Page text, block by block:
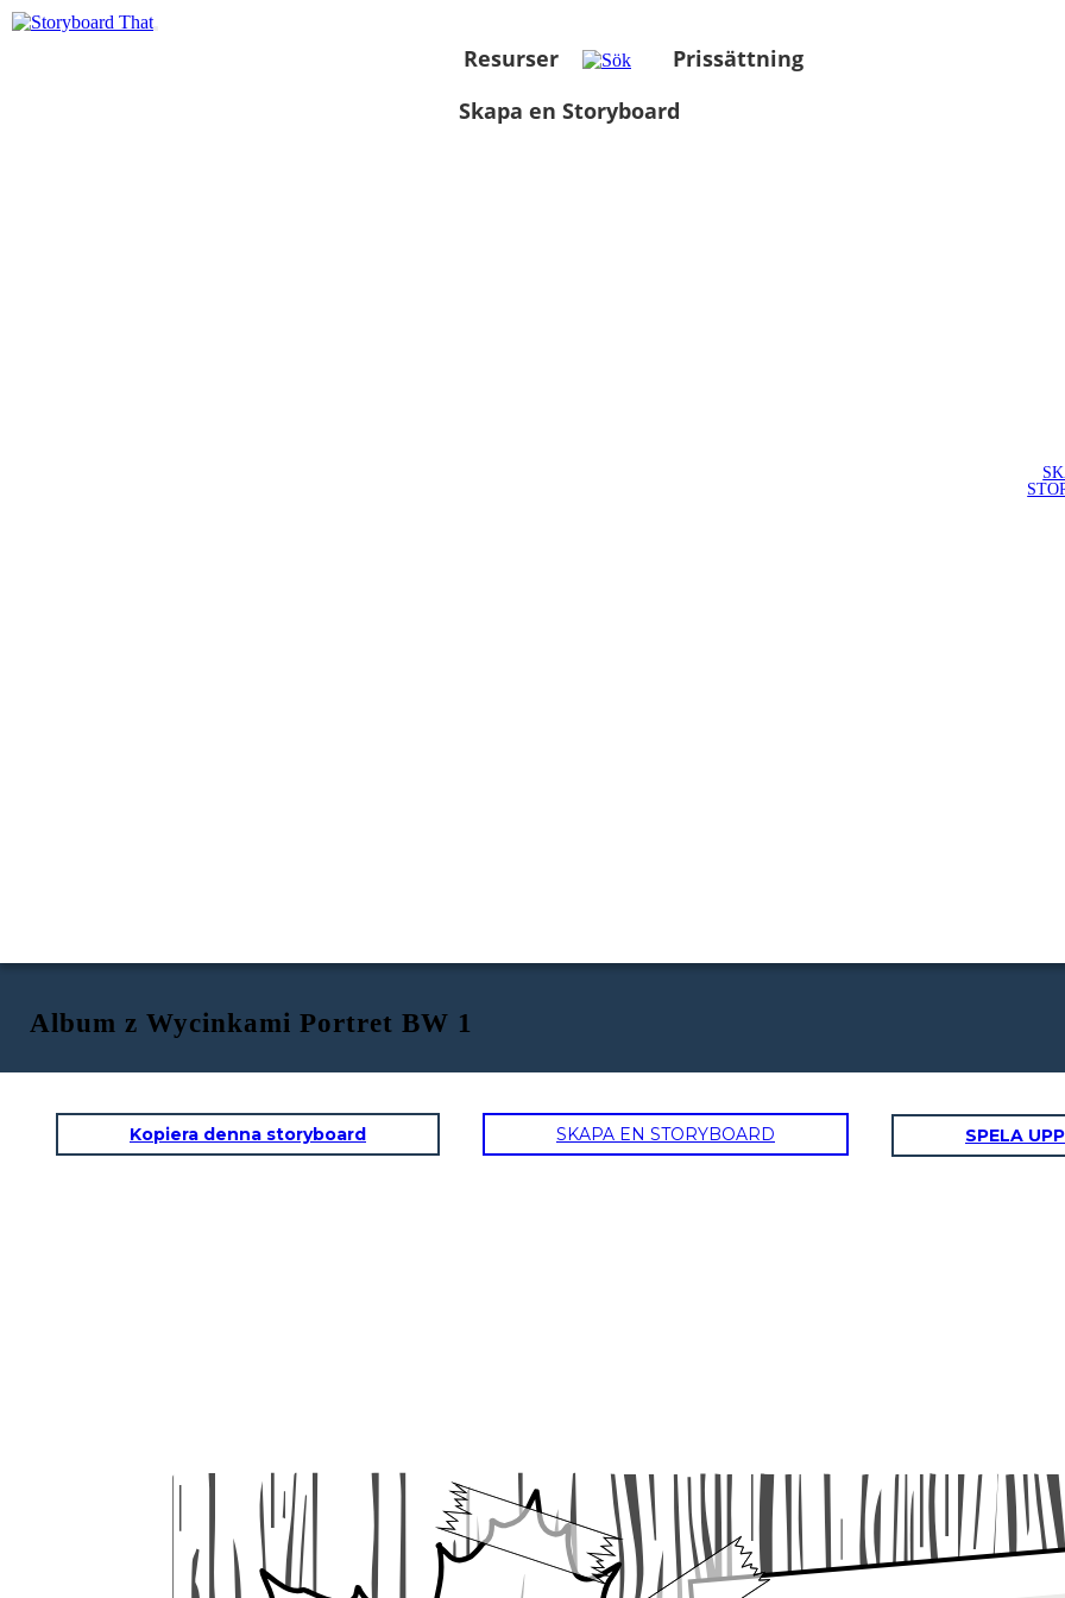
Resurser
Prissättning
Skapa en Storyboard
Album z Wycinkami Portret BW 1
Kopiera denna storyboard SKAPA EN STORYBOARD SPELA